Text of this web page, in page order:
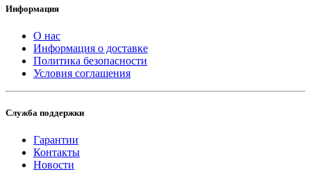
Информация
О нас
Информация о доставке
Политика безопасности
Условия соглашения
Служба поддержки
Гарантии
Контакты
Новости